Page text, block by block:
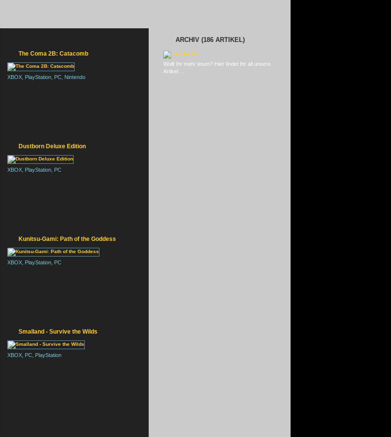
The Coma 2B: Catacomb
XBOX, PlayStation, PC, Nintendo
Dustborn Deluxe Edition
XBOX, PlayStation, PC
Kunitsu-Gami: Path of the Goddess
XBOX, PlayStation, PC
Smalland - Survive the Wilds
XBOX, PC, PlayStation
ARCHIV (186 ARTIKEL)
Wollt Ihr mehr lesen? Hier findet Ihr all unsere
Artikel ...